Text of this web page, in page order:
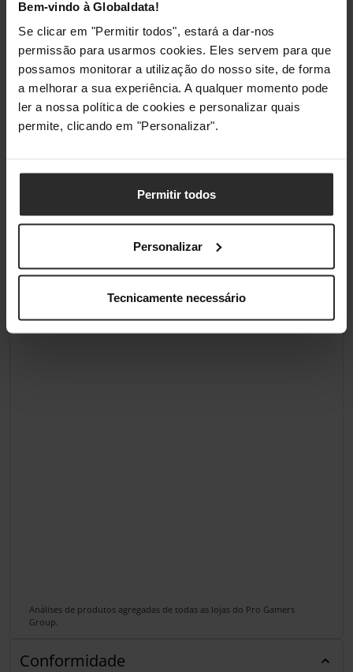
Bem-vindo à Globaldata!
Se clicar em "Permitir todos", estará a dar-nos
permissão para usarmos cookies. Eles servem para que
possamos monitorar a utilização do nosso site, de forma
a melhorar a sua experiência. A qualquer momento pode
ler a nossa política de cookies e personalizar quais
permite, clicando em "Personalizar".
Permitir todos
Personalizar
Tecnicamente necessário
Classificações
Análises de produtos agregadas de todas as lojas do Pro Gamers
Group.
Conformidade